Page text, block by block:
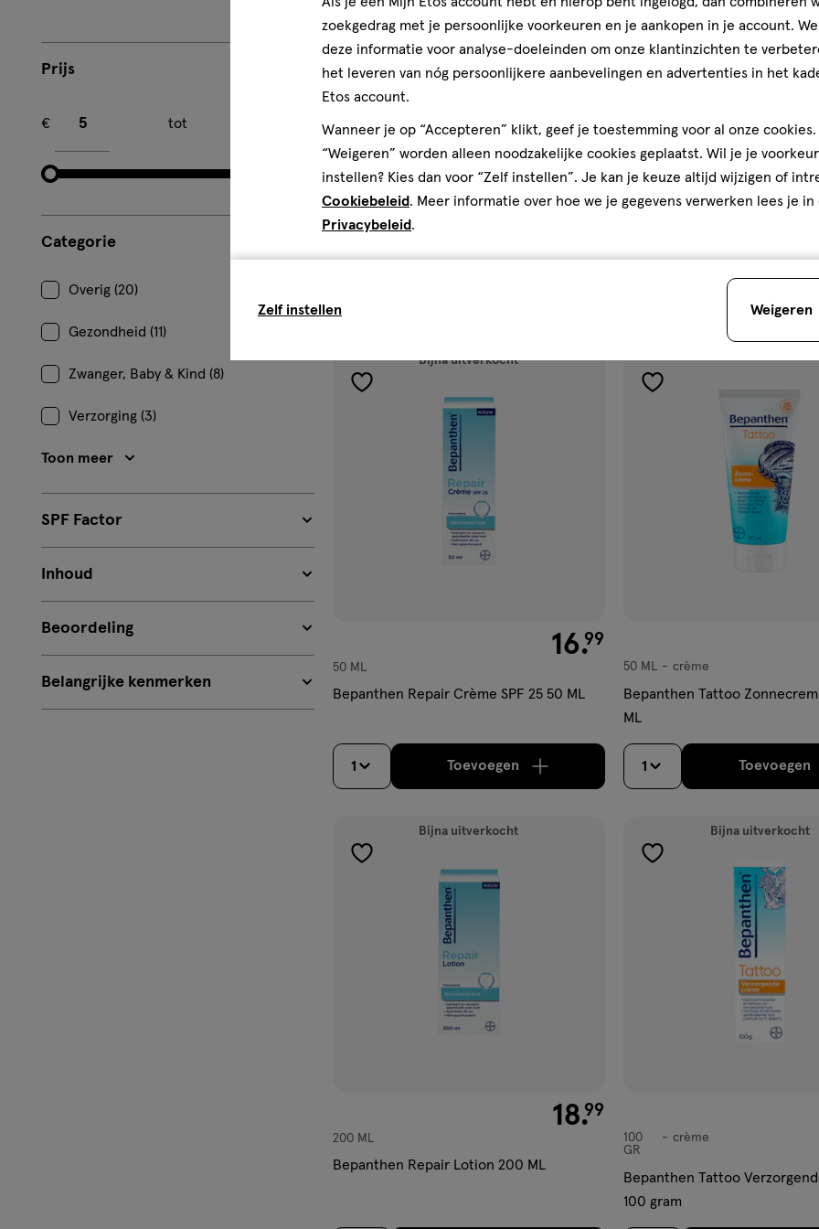
Prijs
€
tot
Categorie
Overig (20)
Gezondheid (11)
Zwanger, Baby & Kind (8)
Verzorging (3)
Toon meer
SPF Factor
Inhoud
Beoordeling
Belangrijke kenmerken
€ 15.59
15.59
zalf
100 GR zalf
Bepanthen Tattoo Zalf 100 gram
Bijna uitverkocht! Er
zalf
30 GR zalf
Bijna uitverkocht
toevoegen
€ 16.99
16.99
50 ML
Bepanthen Repair Crème SPF 25 50 ML
1 Toevoegenverhoog aantal met één, Bijna uitverkocht!Er
toevoegen
crème
50 ML crème
Bepanthen Tattoo
ML
1 Toevoegen
Bijna uitverkocht
toevoegen
€ 18.99
18.99
200 ML
Bepanthen Repair Lotion 200 ML
Bijna uitverkocht
toevoegen
crème
100
GR
crème
Bepanthen Tattoo
100 gram
zoekgedrag met je persoonlijke voorkeuren en je aankopen in je account.
deze informatie voor analyse-doeleinden om onze klantinzichten te
het leveren van nóg persoonlijkere aanbevelingen en advertenties in het
Etos account.
Wanneer je op “Accepteren” klikt, geef je toestemming voor al onze cookies.
“Weigeren” worden alleen noodzakelijke cookies geplaatst. Wil je je
instellen? Kies dan voor “Zelf instellen”. Je kan je keuze altijd wijzigen of
Cookiebeleid. Meer informatie over hoe we je gegevens verwerken lees je in
Privacybeleid.
Zelf instellen Weigeren